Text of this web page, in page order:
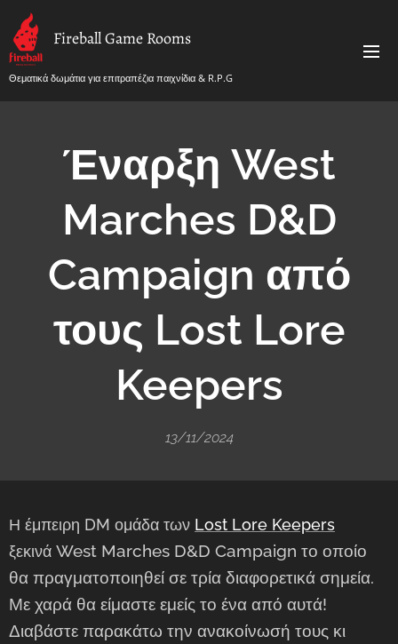
Fireball Game Rooms
Θεματικά δωμάτια για επιτραπέζια παιχνίδια & R.P.G
Έναρξη West
Marches D&D
Campaign από
τους Lost Lore
Keepers
13/11/2024
Η έμπειρη DM ομάδα των Lost Lore Keepers
ξεκινά West Marches D&D Campaign το οποίο
θα πραγματοποιηθεί σε τρία διαφορετικά σημεία.
Με χαρά θα είμαστε εμείς το ένα από αυτά!
Διαβάστε παρακάτω την ανακοίνωσή τους κι